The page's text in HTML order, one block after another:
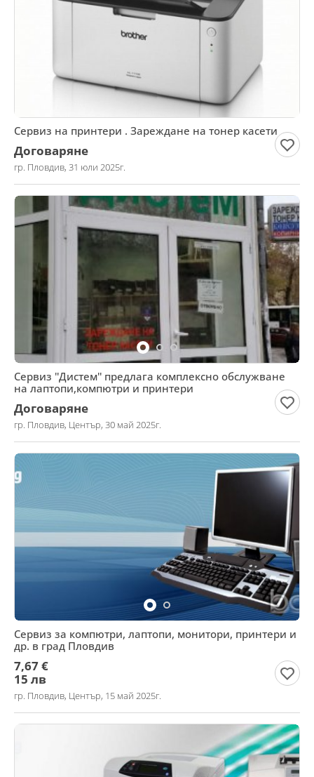
Сервиз на принтери . Зареждане на тонер касети
Договаряне
гр. Пловдив, 31 юли 2025г.
Сервиз ''Дистем'' предлага комплексно обслужване
на лаптопи,компютри и принтери
Договаряне
гр. Пловдив, Център, 30 май 2025г.
Сервиз за компютри, лаптопи, монитори, принтери и
др. в град Пловдив
7,67 €
15 лв
гр. Пловдив, Център, 15 май 2025г.